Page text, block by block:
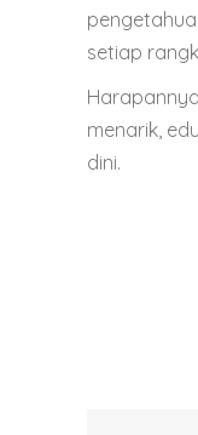
setiap
menarik,
dini.